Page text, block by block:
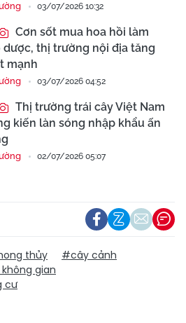
03/07/2026 10:32
Cơn sốt mua hoa hồi làm
dược, thị trường nội địa tăng
mạnh
03/07/2026 04:52
Thị trường trái cây Việt Nam
kiến làn sóng nhập khẩu ấn
02/07/2026 05:07
thủy
#cây cảnh
gian
cư